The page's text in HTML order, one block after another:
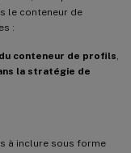
le conteneur de
:
conteneur de profils
la stratégie de
à inclure sous forme